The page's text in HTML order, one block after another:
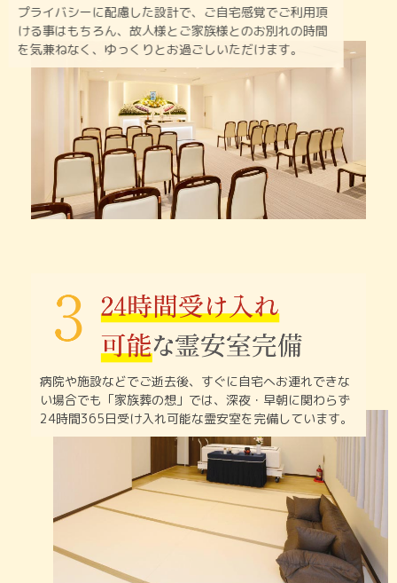
プライバシーに配慮した設計で、ご自宅感覚でご利用頂
ける事はもちろん、故人様とご家族様とのお別れの時間
を気兼ねなく、ゆっくりとお過ごしいただけます。
病院や施設などでご逝去後、すぐに自宅へお連れできな
い場合でも「家族葬の想」では、深夜・早朝に関わらず
24時間365日受け入れ可能な霊安室を完備しています。